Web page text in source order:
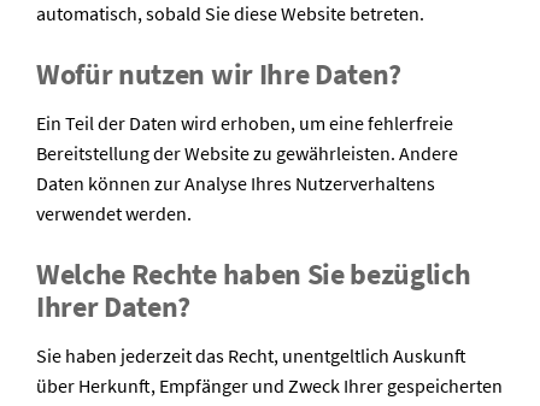
automatisch, sobald Sie diese Website betreten.
Wofür nutzen wir Ihre Daten?
Ein Teil der Daten wird erhoben, um eine fehlerfreie
Bereitstellung der Website zu gewährleisten. Andere
Daten können zur Analyse Ihres Nutzerverhaltens
verwendet werden.
Welche Rechte haben Sie bezüglich
Ihrer Daten?
Sie haben jederzeit das Recht, unentgeltlich Auskunft
über Herkunft, Empfänger und Zweck Ihrer gespeicherten